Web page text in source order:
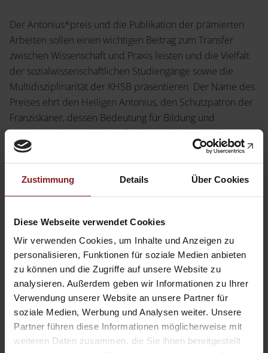
Zustimmung Details Über Cookies
Diese Webseite verwendet Cookies
Wir verwenden Cookies, um Inhalte und Anzeigen zu
personalisieren, Funktionen für soziale Medien anbieten
zu können und die Zugriffe auf unsere Website zu
analysieren. Außerdem geben wir Informationen zu Ihrer
Verwendung unserer Website an unsere Partner für
soziale Medien, Werbung und Analysen weiter. Unsere
Partner führen diese Informationen möglicherweise mit
weiteren Daten zusammen, die Sie ihnen bereitgestellt
Der Antonius*preis und die Publikation der prämierten
Arbeiten sollen einen wichtigen Beitrag zum Transfer
zwischen Wissenschaft und Praxis leisten und die Vielfalt
der sozialwissenschaftlichen Studiengänge sowie die
Multidisziplinarität der KHSB präsentieren. Der Name des
Preises ehrt den Heiligen Antonius, den Schutzpatron der
Franziskaner, dessen Bedeutung für Bildung und
Gelehrsamkeit symbolisch für die Hochschule steht.
Der Tectum Verlag bietet den Preisträger:innen eine
professionelle Plattform zur Veröffentlichung ihrer
gesamten Publikationsprozesses und sorgt für eine breite
Vermarktung ihrer Forschungsergebnisse. Die Arbeiten
werden zudem in dieTectum eLibrary
aufgenommen,
was die Reichweite zusätzlich erhöht.
Young Academics